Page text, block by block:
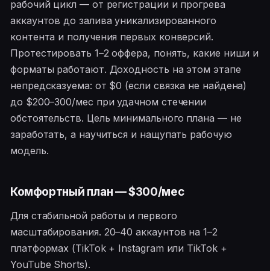
рабочий цикл — от регистрации и прогрева
аккаунтов до залива уникализированного
контента и получения первых конверсий.
Протестировать 1–2 оффера, понять, какие ниши и
форматы работают. Доходность на этом этапе
непредсказуема: от $0 (если связка не найдена)
до $200–300/мес при удачном стечении
обстоятельств. Цель минимального плана — не
заработать, а научиться и нащупать рабочую
модель.
Комфортный план — $300/мес
Для стабильной работы и первого
масштабирования. 20–40 аккаунтов на 1–2
платформах (TikTok + Instagram или TikTok +
YouTube Shorts).